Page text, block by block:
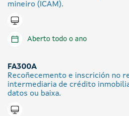
mineiro (ICAM).
Tramitar en liña
Aberto todo o ano
FA300A
Recoñecemento e inscrición no
intermediaria de crédito
datos ou baixa.
Tramitar en liña